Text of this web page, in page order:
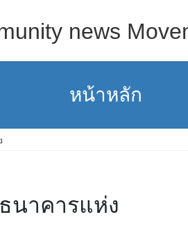
news
หน้าหลัก
นาคารแห่ง